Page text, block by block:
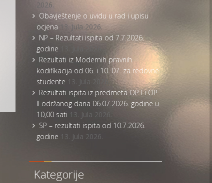
2026.
Obavještenje o uvidu u rad i upisu
ocjena 13. Jula 2026.
NP – Rezultati ispita od 7.7.2026.
godine
Rezultati iz Modernih pravnih
kodifikacija od 06. i 10. 07. za redovne
studente 13. Jula 2026.
Rezultati ispita iz predmeta OP I i OP
II održanog dana 06.07.2026. godine u
10,00 sati 13. Jula 2026.
SP – rezultati ispita od 10.7.2026.
godine 13. Jula 2026.
Kategorije